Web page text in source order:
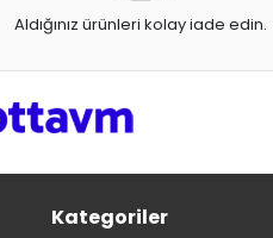
Aldığınız ürünleri kolay iade edin.
Kategoriler